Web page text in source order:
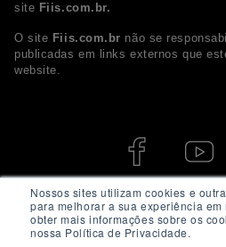
Nossos sites utilizam cookies e
para melhorar a sua experiência
obter mais informações sobre os
nossa Política de Privacidade.
site Fiis.com.br.
O site Fiis.com.br não se
publicadas em links externos que
website.